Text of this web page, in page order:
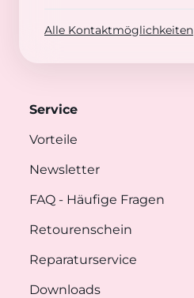
Alle Kontaktmöglichkeiten
Service
Vorteile
Newsletter
FAQ - Häufige Fragen
Retourenschein
Reparaturservice
Downloads